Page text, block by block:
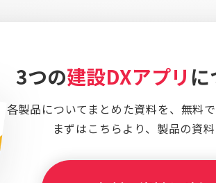
3つの建設DXアプリ に
各製品についてまとめた資料を、 無料
まずはこちらより、 製品の資